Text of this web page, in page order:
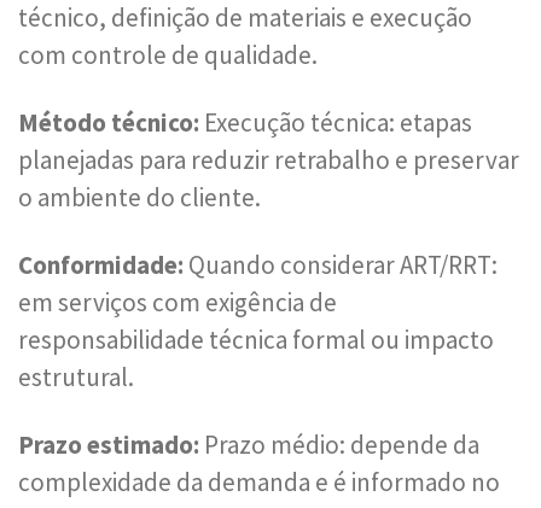
técnico, definição de materiais e execução
com controle de qualidade.
Método técnico: Execução técnica: etapas
planejadas para reduzir retrabalho e preservar
o ambiente do cliente.
Conformidade: Quando considerar ART/RRT:
em serviços com exigência de
responsabilidade técnica formal ou impacto
estrutural.
Prazo estimado: Prazo médio: depende da
complexidade da demanda e é informado no